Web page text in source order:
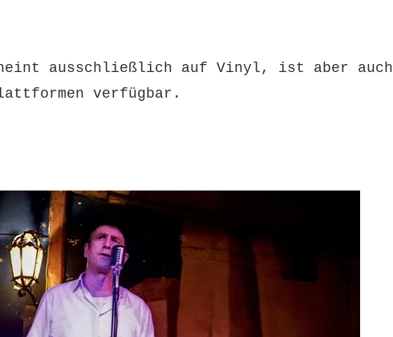
ausschließlich auf Vinyl, ist aber auch
verfügbar.